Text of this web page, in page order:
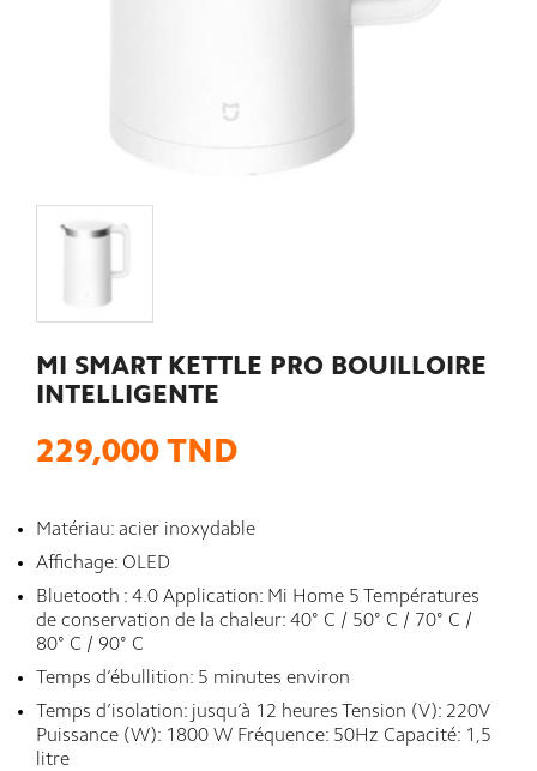
MI SMART KETTLE PRO BOUILLOIRE
INTELLIGENTE
229,000 TND
Matériau: acier inoxydable
Affichage: OLED
Bluetooth : 4.0 Application: Mi Home 5 Températures
de conservation de la chaleur: 40° C / 50° C / 70° C /
80° C / 90° C
Temps d’ébullition: 5 minutes environ
Temps d’isolation: jusqu’à 12 heures Tension (V): 220V
Puissance (W): 1800 W Fréquence: 50Hz Capacité: 1,5
litre